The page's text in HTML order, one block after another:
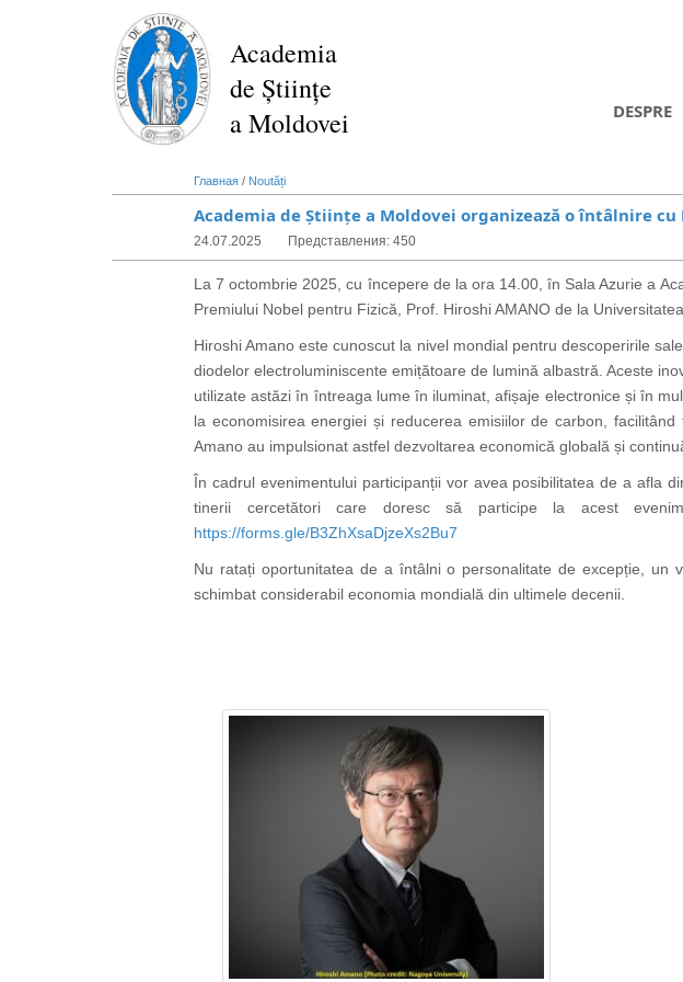
Academia
de Științe
a Moldovei
DESPRE
Главная / Noutăți
Academia de Științe a Moldovei organizează o întâlnire
24.07.2025 Представления: 450
La 7 octombrie 2025, cu începere de la ora 14.00, în Sala Azurie a
Premiului Nobel pentru Fizică, Prof. Hiroshi AMANO de la
Hiroshi Amano este cunoscut la nivel mondial pentru descoperirile
diodelor electroluminiscente emițătoare de lumină albastră. Aceste
utilizate astăzi în întreaga lume în iluminat, afișaje electronice și în
la economisirea energiei și reducerea emisiilor de carbon,
Amano au impulsionat astfel dezvoltarea economică globală și
În cadrul evenimentului participanții vor avea posibilitatea de a afla
tinerii cercetători care doresc să participe la acest
https://forms.gle/B3ZhXsaDjzeXs2Bu7
Nu ratați oportunitatea de a întâlni o personalitate de excepție, un
schimbat considerabil economia mondială din ultimele decenii.